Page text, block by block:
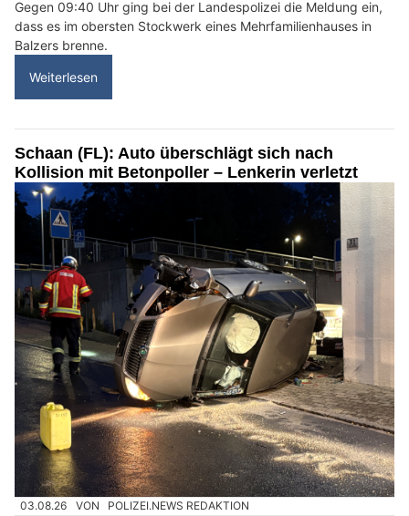
Gegen 09:40 Uhr ging bei der Landespolizei die Meldung ein,
dass es im obersten Stockwerk eines Mehrfamilienhauses in
Balzers brenne.
Weiterlesen
Schaan (FL): Auto überschlägt sich nach
Kollision mit Betonpoller – Lenkerin verletzt
03.08.26 VON POLIZEI.NEWS REDAKTION